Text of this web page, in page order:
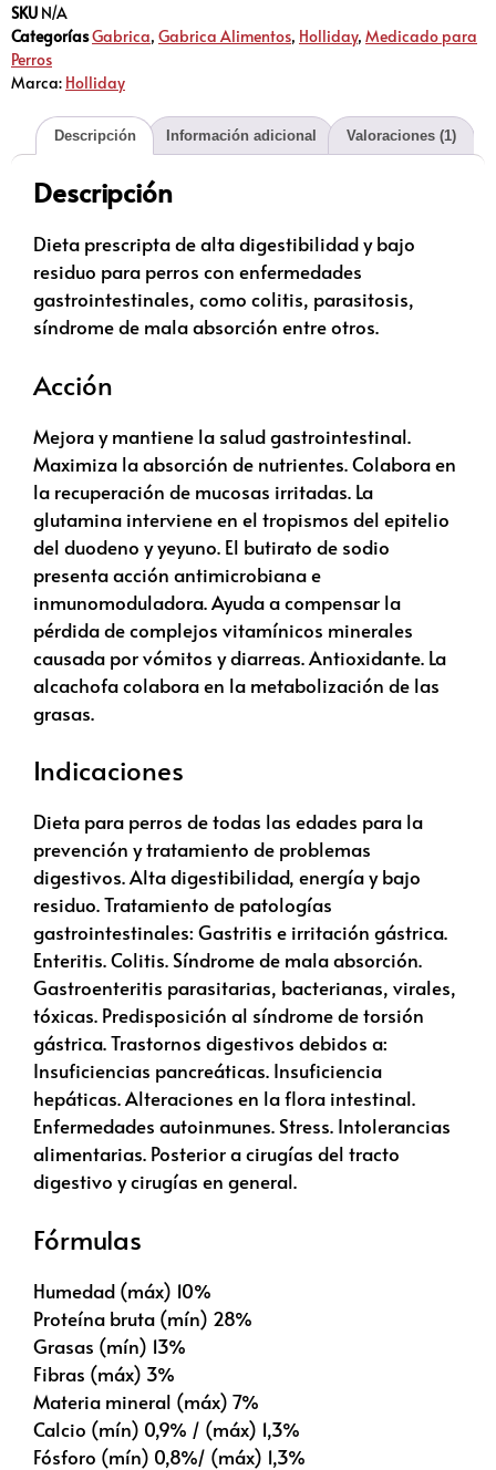
SKU N/A
CategoríasGabrica, Gabrica Alimentos, Holliday, Medicado para
Perros
Marca: Holliday
Descripción Información adicional Valoraciones (1)
Descripción
Dieta prescripta de alta digestibilidad y bajo
residuo para perros con enfermedades
gastrointestinales, como colitis, parasitosis,
síndrome de mala absorción entre otros.
Acción
Mejora y mantiene la salud gastrointestinal.
Maximiza la absorción de nutrientes. Colabora en
la recuperación de mucosas irritadas. La
glutamina interviene en el tropismos del epitelio
del duodeno y yeyuno. El butirato de sodio
presenta acción antimicrobiana e
inmunomoduladora. Ayuda a compensar la
pérdida de complejos vitamínicos minerales
causada por vómitos y diarreas. Antioxidante. La
alcachofa colabora en la metabolización de las
grasas.
Indicaciones
Dieta para perros de todas las edades para la
prevención y tratamiento de problemas
digestivos. Alta digestibilidad, energía y bajo
residuo. Tratamiento de patologías
gastrointestinales: Gastritis e irritación gástrica.
Enteritis. Colitis. Síndrome de mala absorción.
Gastroenteritis parasitarias, bacterianas, virales,
tóxicas. Predisposición al síndrome de torsión
gástrica. Trastornos digestivos debidos a:
Insuficiencias pancreáticas. Insuficiencia
hepáticas. Alteraciones en la flora intestinal.
Enfermedades autoinmunes. Stress. Intolerancias
alimentarias. Posterior a cirugías del tracto
digestivo y cirugías en general.
Fórmulas
Humedad (máx) 10%
Proteína bruta (mín) 28%
Grasas (mín) 13%
Fibras (máx) 3%
Materia mineral (máx) 7%
Calcio (mín) 0,9% / (máx) 1,3%
Fósforo (mín) 0,8%/ (máx) 1,3%